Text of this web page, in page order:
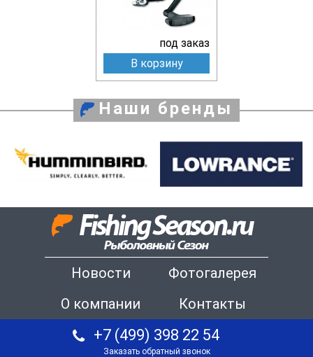
под заказ
В корзину
Наши бренды
Новости
Фотогалерея
О компании
Контакты
+7 (499) 398 22 54
Заказать обратный звонок